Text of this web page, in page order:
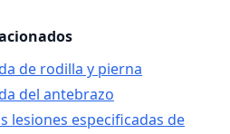
de rodilla y pierna
del antebrazo
lesiones especificadas de